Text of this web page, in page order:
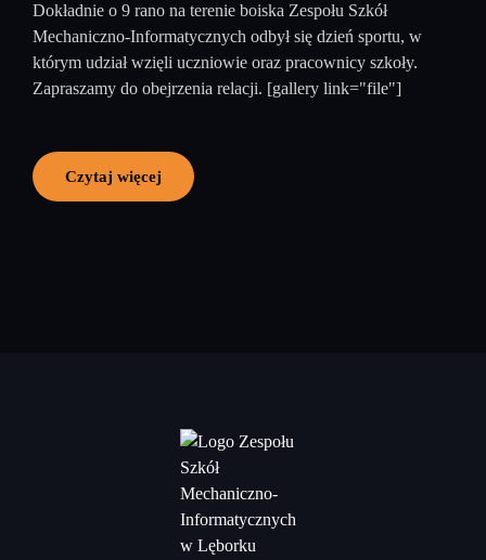
Dokładnie o 9 rano na terenie boiska Zespołu Szkół
Mechaniczno-Informatycznych odbył się dzień sportu, w
którym udział wzięli uczniowie oraz pracownicy szkoły.
Zapraszamy do obejrzenia relacji. [gallery link="file"]
Czytaj więcej